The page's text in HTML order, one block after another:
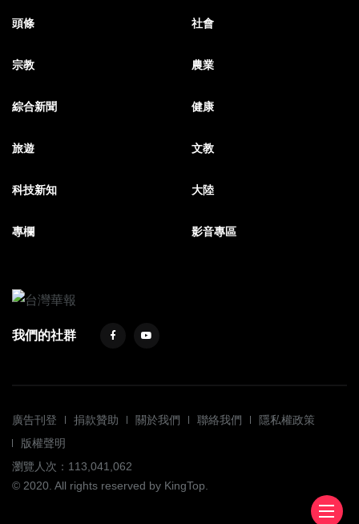
頭條 社會
宗教 農業
綜合新聞 健康
旅遊 文教
科技新知 大陸
專欄 影音專區
我們的社群
廣告刊登 捐款贊助 關於我們 聯絡我們
隱私權政策
版權聲明
瀏覽人次：113,041,062
© 2020. All rights reserved by KingTop.